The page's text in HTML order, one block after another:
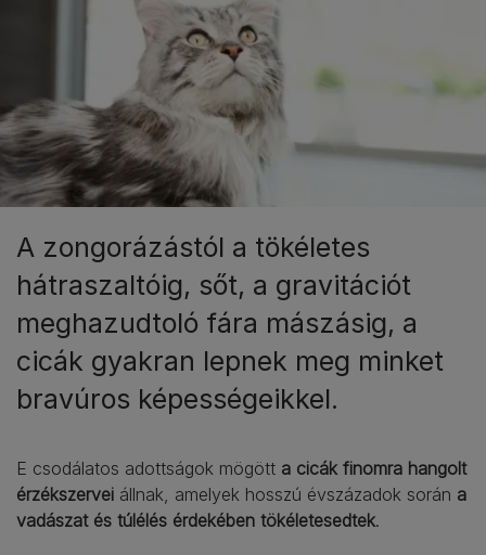
A zongorázástól a tökéletes
hátraszaltóig, sőt, a gravitációt
meghazudtoló fára mászásig, a
cicák gyakran lepnek meg minket
bravúros képességeikkel.
E csodálatos adottságok mögött a cicák finomra hangolt
érzékszervei állnak, amelyek hosszú évszázadok során a
vadászat és túlélés érdekében tökéletesedtek.